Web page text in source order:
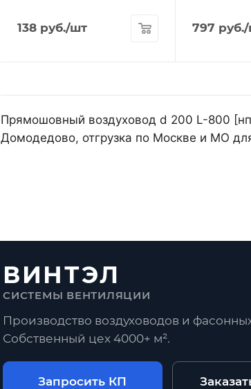
138 руб./шт 797 руб./
Прямошовный воздуховод d 200 L-800
Домодедово, отгрузка по Москве и МО
ВИНТЭЛ
СИСТЕМЫ ВЕНТИЛЯЦИИ
Производство воздуховодов и
Собственный цех 4000+ м².
Запросить КП